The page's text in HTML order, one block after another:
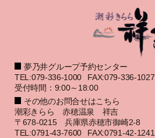
夢乃井グループ予約センター
TEL:079-336-1000
FAX:079-336-1027
受付時間：9:00～18:00
その他のお問合せはこちら
潮彩きらら 赤穂温泉 祥吉
〒678-0215 兵庫県赤穂市御崎2-8
TEL:0791-43-7600
FAX:0791-42-1241